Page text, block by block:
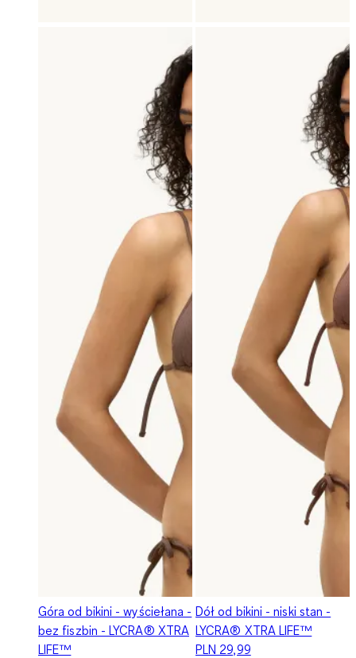
Góra od bikini - wyściełana -
bez fiszbin - LYCRA® XTRA
LIFE™
Dół od bikini - niski stan -
LYCRA® XTRA LIFE™
PLN 29,99